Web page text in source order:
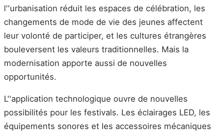
l''urbanisation réduit les espaces de célébration, les
changements de mode de vie des jeunes affectent
leur volonté de participer, et les cultures étrangères
bouleversent les valeurs traditionnelles. Mais la
modernisation apporte aussi de nouvelles
opportunités.
L''application technologique ouvre de nouvelles
possibilités pour les festivals. Les éclairages LED, les
équipements sonores et les accessoires mécaniques